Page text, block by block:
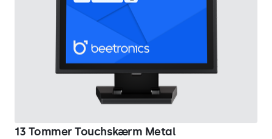
13 Tommer Touchskærm Metal